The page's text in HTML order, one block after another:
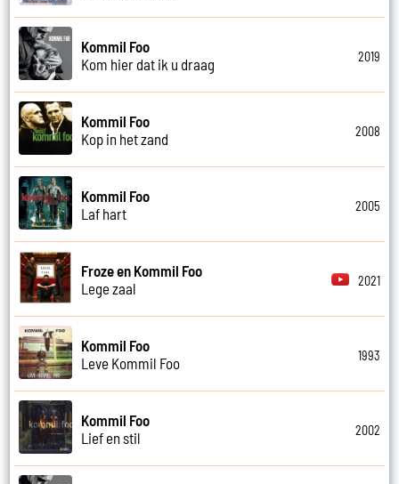
Kommil Foo
Kom hier dat ik u draag
2019
Kommil Foo
Kop in het zand
2008
Kommil Foo
Laf hart
2005
Froze en Kommil Foo
Lege zaal
2021
Kommil Foo
Leve Kommil Foo
1993
Kommil Foo
Lief en stil
2002